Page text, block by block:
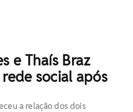
e Thaís Braz
social após
a relação dos dois